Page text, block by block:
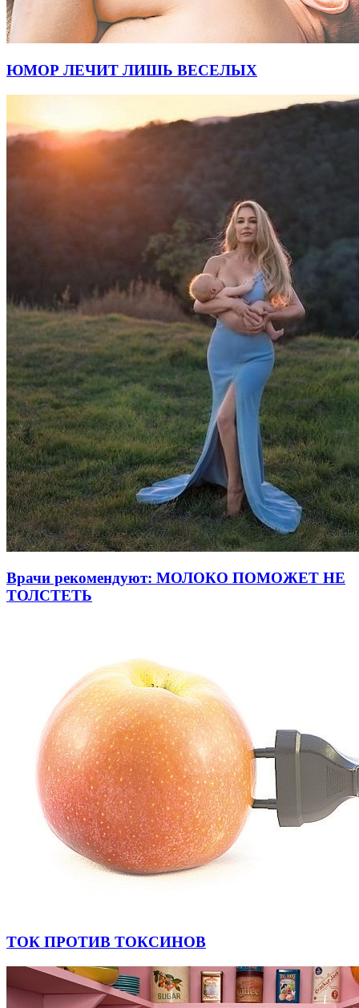
ЮМОР ЛЕЧИТ ЛИШЬ ВЕСЕЛЫХ
Врачи рекомендуют: МОЛОКО ПОМОЖЕТ НЕ
ТОЛСТЕТЬ
ТОК ПРОТИВ ТОКСИНОВ